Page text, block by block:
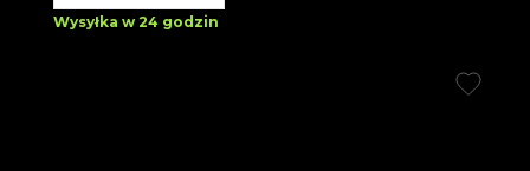
Wysyłka w 24 godzin